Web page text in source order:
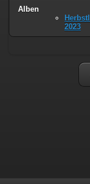
Alben
2023